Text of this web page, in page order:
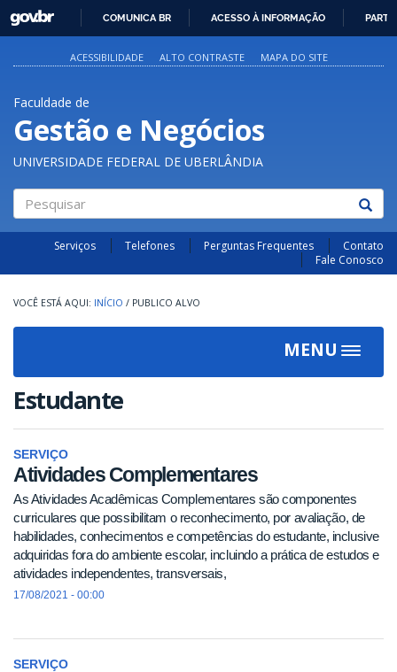
PARA
O
GOVBR
COMUNICA BR ACESSO À INFORMAÇÃO
ACESSIBILIDADE ALTO CONTRASTE MAPA DO SITE
Faculdade de
Gestão e Negócios
UNIVERSIDADE FEDERAL DE UBERLÂNDIA
Pesquisar
Serviços Telefones Perguntas Frequentes
Contato
Fale Conosco
INÍCIO / PUBLICO ALVO
MENU
Toggle
Estudante
SERVIÇO
Atividades Complementares
As Atividades Acadêmicas Complementares são componentes
curriculares que possibilitam o reconhecimento, por avaliação, de
habilidades, conhecimentos e competências do estudante, inclusive
adquiridas fora do ambiente escolar, incluindo a prática de estudos e
atividades independentes, transversais,
17/08/2021 - 00:00
SERVIÇO